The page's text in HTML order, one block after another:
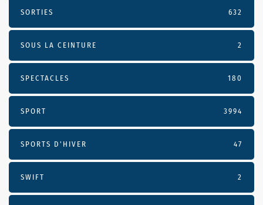
SORTIES 632
SOUS LA CEINTURE 2
SPECTACLES 180
SPORT 3994
SPORTS D'HIVER 47
SWIFT 2